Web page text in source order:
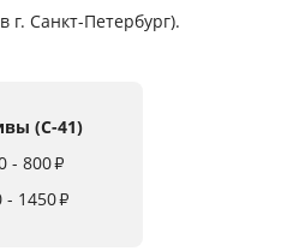
г. Санкт-Петербург).
(C-41)
- 800₽
- 1450₽